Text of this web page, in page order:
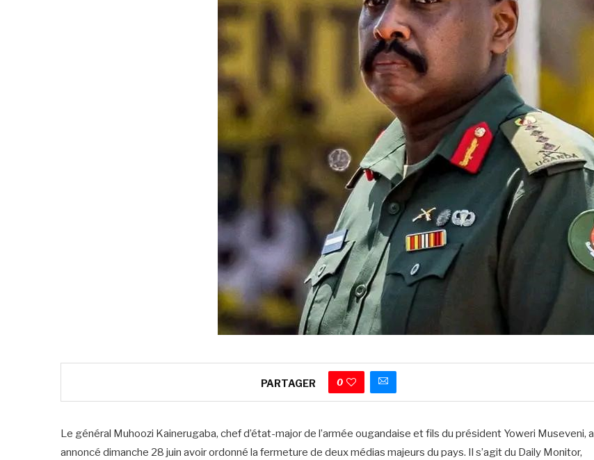
PARTAGER 0
Le général Muhoozi Kainerugaba, chef d’état-major de l’armée ougandaise et fils du président Yoweri Museveni, a
annoncé dimanche 28 juin avoir ordonné la fermeture de deux médias majeurs du pays. Il s’agit du Daily Monitor,